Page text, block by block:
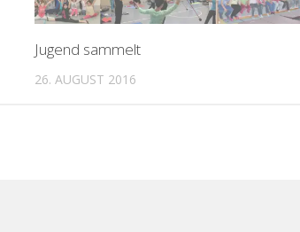
Jugend sammelt
26. AUGUST 2016